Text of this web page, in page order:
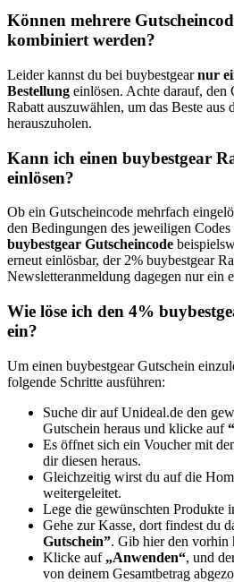
Können mehrere
kombiniert werden?
Leider kannst du bei buybestgearnur
Bestellung einlösen. Achte darauf, den
Rabatt auszuwählen, um das Beste aus
herauszuholen.
Kann ich einen buybestgear
einlösen?
Ob ein Gutscheincode mehrfach
den Bedingungen des jeweiligen
buybestgear Gutscheincode
erneut einlösbar, der 2% buybestgear
Newsletteranmeldung dagegen nur ein
Wie löse ich den 4%
ein?
Um einen buybestgear Gutschein
folgende Schritte ausführen:
Suche dir auf Unideal.de den
Gutschein heraus und klicke auf
Es öffnet sich ein Voucher mit
dir diesen heraus.
Gleichzeitig wirst du auf die
weitergeleitet.
Lege die gewünschten Produkte
Gehe zur Kasse, dort findest du
Gutschein”. Gib hier den vorhin
Klicke auf „Anwenden“, und
von deinem Gesamtbetrag